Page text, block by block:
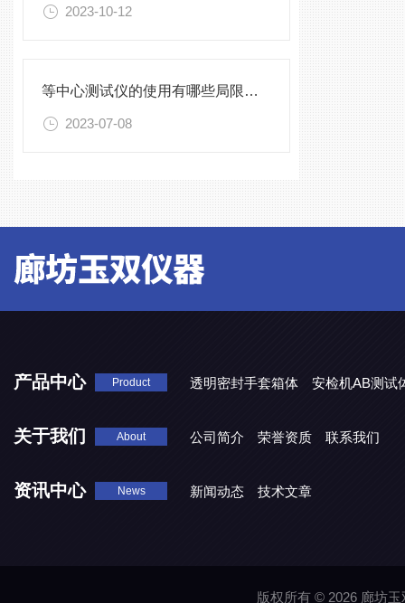
2023-10-12
等中心测试仪的使用有哪些局限性？
2023-07-08
产品中心 Product 透明密封手套箱体 安检机AB测试
关于我们 About 公司简介 荣誉资质 联系我们
资讯中心 News 新闻动态 技术文章
版权所有 © 2026 廊坊